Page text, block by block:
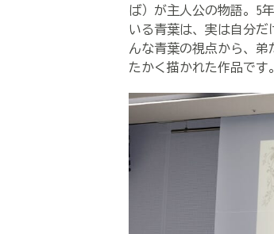
ば）が主人公の物語。 5
いる青葉は、実は自分
んな青葉の視点から、弟
たかく描かれた作品です。